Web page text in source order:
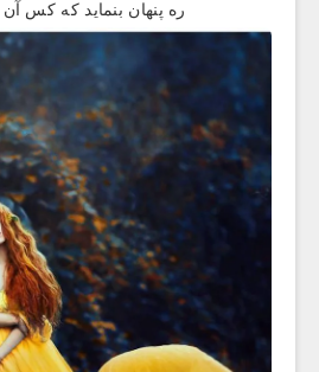
ره پنهان بنماید که کس آن